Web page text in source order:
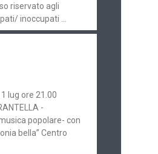
riservato agli
inoccupati ...
lug ore 21.00
-
popolare- con
bella” Centro